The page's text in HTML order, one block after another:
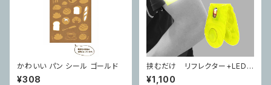
かわいい パン シール ゴールド
¥308
挟むだけ リフレクター+LED
反射と発光のダブル機能
¥1,100